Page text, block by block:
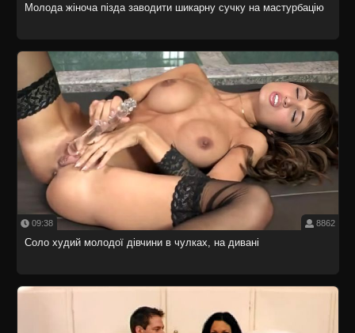
Молода жіноча пізда заводити шикарну сучку на мастурбацію
8862
09:38
Соло худий молодої дівчини в чулках, на дивані